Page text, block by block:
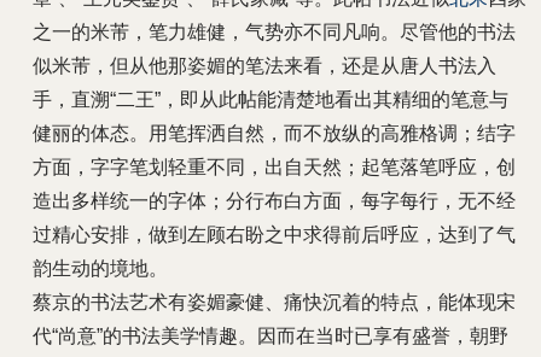
之一的米芾，笔力雄健，气势亦不同凡响。尽管他的书法
似米芾，但从他那姿媚的笔法来看，还是从唐人书法入
手，直溯“二王”，即从此帖能清楚地看出其精细的笔意与
健丽的体态。用笔挥洒自然，而不放纵的高雅格调；结字
方面，字字笔划轻重不同，出自天然；起笔落笔呼应，创
造出多样统一的字体；分行布白方面，每字每行，无不经
过精心安排，做到左顾右盼之中求得前后呼应，达到了气
韵生动的境地。
蔡京的书法艺术有姿媚豪健、痛快沉着的特点，能体现宋
代“尚意”的书法美学情趣。因而在当时已享有盛誉，朝野